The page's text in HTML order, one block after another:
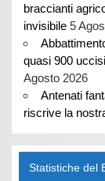
braccianti
invisibile 5
quasi 900
Agosto 2026
Antenati
riscrive la
Statistiche del